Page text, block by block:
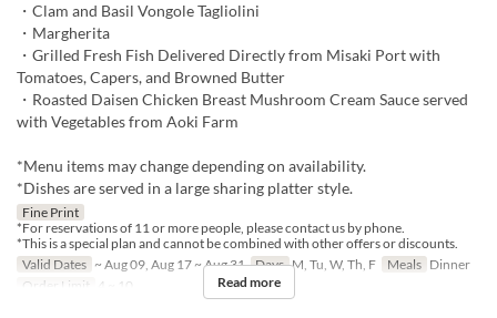
・Clam and Basil Vongole Tagliolini
・Margherita
・Grilled Fresh Fish Delivered Directly from Misaki Port with
Tomatoes, Capers, and Browned Butter
・Roasted Daisen Chicken Breast Mushroom Cream Sauce served
with Vegetables from Aoki Farm
*Menu items may change depending on availability.
*Dishes are served in a large sharing platter style.
Fine Print
*For reservations of 11 or more people, please contact us by phone.
*This is a special plan and cannot be combined with other offers or discounts.
Valid Dates ~ Aug 09, Aug 17 ~ Aug 31 Days M, Tu, W, Th, F Meals Dinner
Order Limit
4 ~ 10 Read more